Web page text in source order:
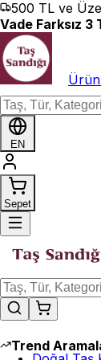
İçeriğe geç
500 TL ve
Vade Farksız 3
EN
Sepet
Trend